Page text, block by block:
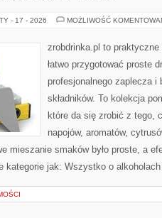
- 17 - 2026 MOŻLIWOŚĆ
zrobdrinka.pl to
łatwo przygotować proste
profesjonalnego zaplecza i
składników. To kolekcja
które da się zrobić z tego,
napojów, aromatów,
mieszanie smaków było proste, a
kategorie jak: Wszystko o